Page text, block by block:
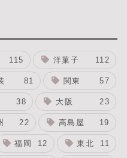
115 洋菓子 112
81 関東 57
38 大阪 23
22 高島屋 19
福岡 12 東北 11